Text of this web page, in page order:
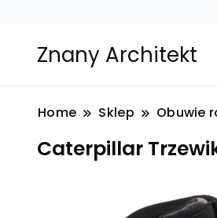
Znany Architekt
Home Sklep Obuwie
Caterpillar